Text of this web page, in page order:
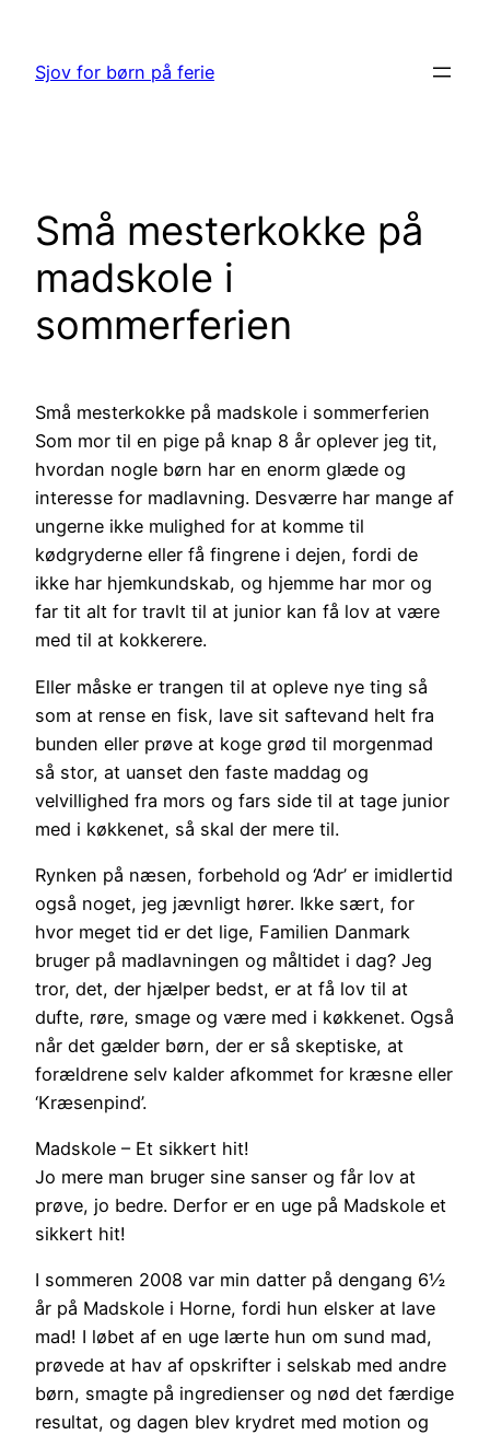
indhold
Sjov for børn på ferie
Små mesterkokke på
madskole i
sommerferien
Små mesterkokke på madskole i sommerferien
Som mor til en pige på knap 8 år oplever jeg tit,
hvordan nogle børn har en enorm glæde og
interesse for madlavning. Desværre har mange af
ungerne ikke mulighed for at komme til
kødgryderne eller få fingrene i dejen, fordi de
ikke har hjemkundskab, og hjemme har mor og
far tit alt for travlt til at junior kan få lov at være
med til at kokkerere.
Eller måske er trangen til at opleve nye ting så
som at rense en fisk, lave sit saftevand helt fra
bunden eller prøve at koge grød til morgenmad
så stor, at uanset den faste maddag og
velvillighed fra mors og fars side til at tage junior
med i køkkenet, så skal der mere til.
Rynken på næsen, forbehold og ‘Adr’ er imidlertid
også noget, jeg jævnligt hører. Ikke sært, for
hvor meget tid er det lige, Familien Danmark
bruger på madlavningen og måltidet i dag? Jeg
tror, det, der hjælper bedst, er at få lov til at
dufte, røre, smage og være med i køkkenet. Også
når det gælder børn, der er så skeptiske, at
forældrene selv kalder afkommet for kræsne eller
‘Kræsenpind’.
Madskole – Et sikkert hit!
Jo mere man bruger sine sanser og får lov at
prøve, jo bedre. Derfor er en uge på Madskole et
sikkert hit!
I sommeren 2008 var min datter på dengang 6½
år på Madskole i Horne, fordi hun elsker at lave
mad! I løbet af en uge lærte hun om sund mad,
prøvede at hav af opskrifter i selskab med andre
børn, smagte på ingredienser og nød det færdige
resultat, og dagen blev krydret med motion og